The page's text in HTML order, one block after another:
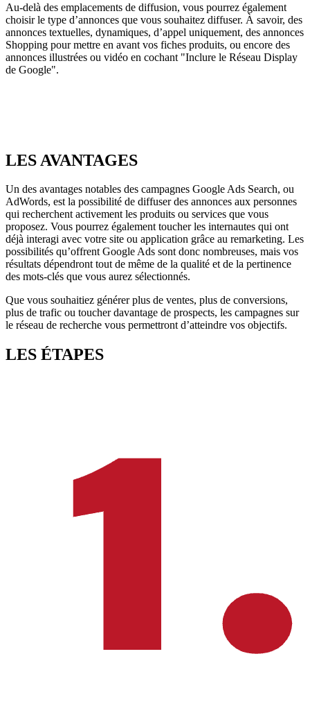
Au-delà des emplacements de diffusion, vous pourrez également
choisir le type d’annonces que vous souhaitez diffuser. À savoir, des
annonces textuelles, dynamiques, d’appel uniquement, des annonces
Shopping pour mettre en avant vos fiches produits, ou encore des
annonces illustrées ou vidéo en cochant "Inclure le Réseau Display
de Google".
LES AVANTAGES
Un des avantages notables des campagnes Google Ads Search, ou
AdWords, est la possibilité de diffuser des annonces aux personnes
qui recherchent activement les produits ou services que vous
proposez. Vous pourrez également toucher les internautes qui ont
déjà interagi avec votre site ou application grâce au remarketing. Les
possibilités qu’offrent Google Ads sont donc nombreuses, mais vos
résultats dépendront tout de même de la qualité et de la pertinence
des mots-clés que vous aurez sélectionnés.
Que vous souhaitiez générer plus de ventes, plus de conversions,
plus de trafic ou toucher davantage de prospects, les campagnes sur
le réseau de recherche vous permettront d’atteindre vos objectifs.
LES ÉTAPES